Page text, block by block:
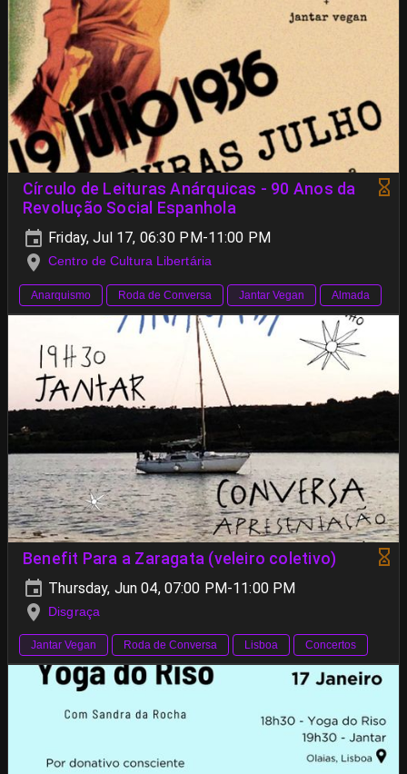
Círculo de Leituras Anárquicas - 90 Anos da
Revolução Social Espanhola
Friday, Jul 17, 06:30 PM-11:00 PM
Centro de Cultura Libertária
Anarquismo Roda de Conversa Jantar Vegan Almada
Benefit Para a Zaragata (veleiro coletivo)
Thursday, Jun 04, 07:00 PM-11:00 PM
Disgraça
Jantar Vegan Roda de Conversa Lisboa Concertos